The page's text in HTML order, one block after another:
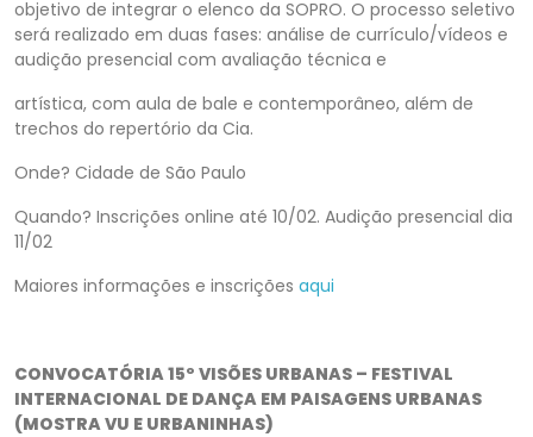
objetivo de integrar o elenco da SOPRO. O processo seletivo
será realizado em duas fases: análise de currículo/vídeos e
audição presencial com avaliação técnica e
artística, com aula de bale e contemporâneo, além de
trechos do repertório da Cia.
Onde? Cidade de São Paulo
Quando? Inscrições online até 10/02. Audição presencial dia
11/02
Maiores informações e inscrições aqui
CONVOCATÓRIA 15º VISÕES URBANAS – FESTIVAL
INTERNACIONAL DE DANÇA EM PAISAGENS URBANAS
(MOSTRA VU E URBANINHAS)